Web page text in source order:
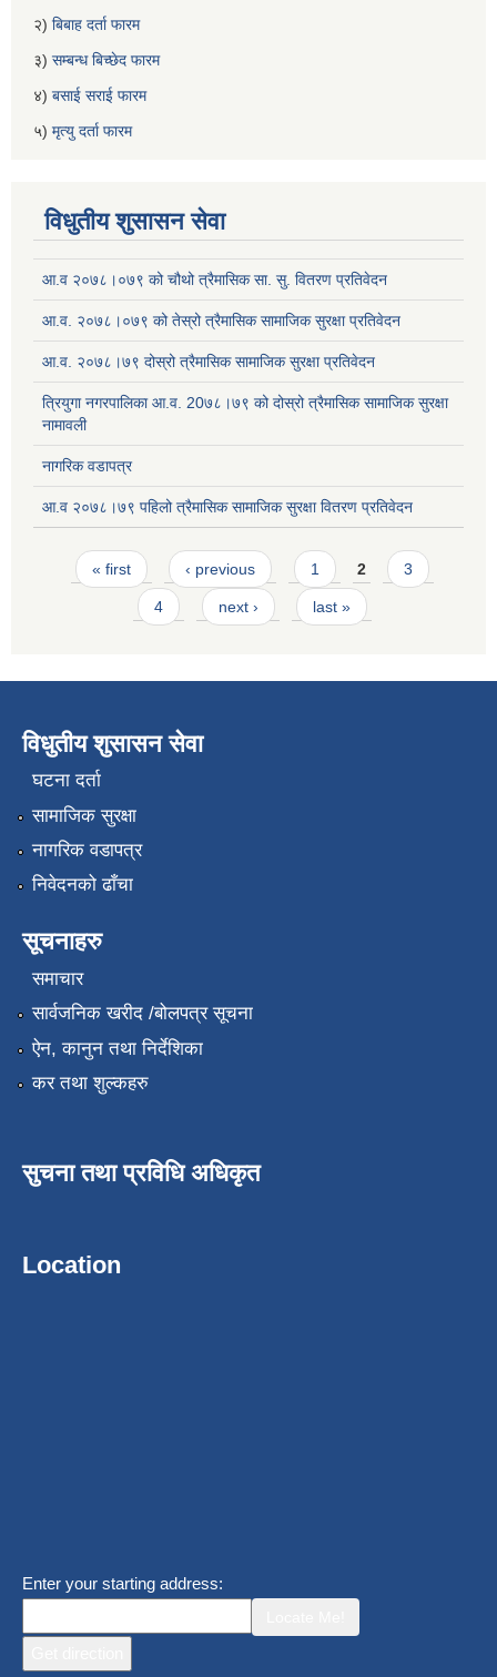
२) बिबाह दर्ता फारम
३) सम्बन्ध बिच्छेद फारम
४) बसाई सराई फारम
५) मृत्यु दर्ता फारम
विधुतीय शुसासन सेवा
आ.व २०७८।०७९ को चौथो त्रैमासिक सा. सु. वितरण प्रतिवेदन
आ.व. २०७८।०७९ को तेस्रो त्रैमासिक सामाजिक सुरक्षा प्रतिवेदन
आ.व. २०७८।७९ दोस्रो त्रैमासिक सामाजिक सुरक्षा प्रतिवेदन
त्रियुगा नगरपालिका आ.व. 20७८।७९ को दोस्रो त्रैमासिक सामाजिक सुरक्षा
नामावली
नागरिक वडापत्र
आ.व २०७८।७९ पहिलो त्रैमासिक सामाजिक सुरक्षा वितरण प्रतिवेदन
Pages
« first ‹ previous 1 2 3
4 next › last »
विधुतीय शुसासन सेवा
घटना दर्ता
सामाजिक सुरक्षा
नागरिक वडापत्र
निवेदनको ढाँचा
सूचनाहरु
समाचार
सार्वजनिक खरीद /बोलपत्र सूचना
ऐन, कानुन तथा निर्देशिका
कर तथा शुल्कहरु
सुचना तथा प्रविधि अधिकृत
Location
Enter your starting address: